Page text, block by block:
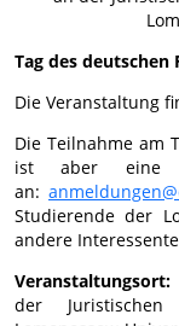
Tag des deutschen
Die Veranstaltung
Die Teilnahme am
ist aber eine
an:
Studierende der
andere
Veranstaltungsort:
der